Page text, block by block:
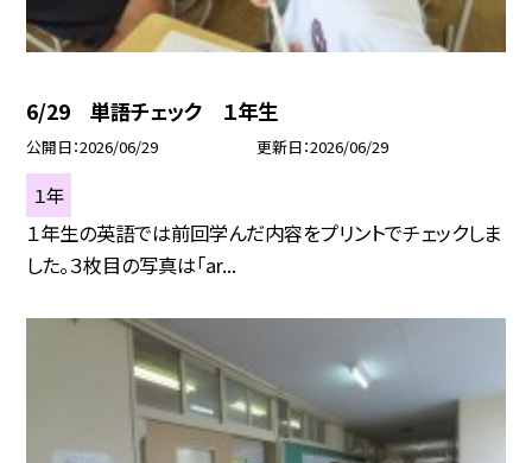
6/29 単語チェック １年生
公開日 2026/06/29 更新日 2026/06/29
１年
１年生の英語では前回学んだ内容をプリントでチェックしま
した。３枚目の写真は「ar...